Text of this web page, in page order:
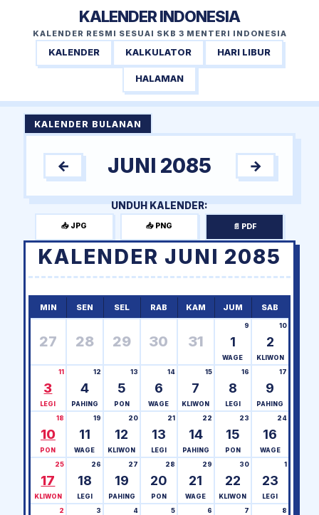
KALENDER INDONESIA
KALENDER RESMI SESUAI SKB 3 MENTERI INDONESIA
KALENDER KALKULATOR HARI LIBUR
HALAMAN
KALENDER BULANAN
← JUNI 2085 →
UNDUH KALENDER:
📥 JPG 📥 PNG 📄 PDF
KALENDER JUNI 2085
MIN SEN SEL RAB KAM JUM SAB
27 28 29 30 31 1
9
WAGE
2
10
KLIWON
3
11
LEGI
4
12
PAHING
5
13
PON
6
14
WAGE
7
15
KLIWON
8
16
LEGI
9
17
PAHING
10
18
PON
11
19
WAGE
12
20
KLIWON
13
21
LEGI
14
22
PAHING
15
23
PON
16
24
WAGE
17
25
KLIWON
18
26
LEGI
19
27
PAHING
20
28
PON
21
29
WAGE
22
30
KLIWON
23
1
LEGI
2 3 4 5 6 7 8